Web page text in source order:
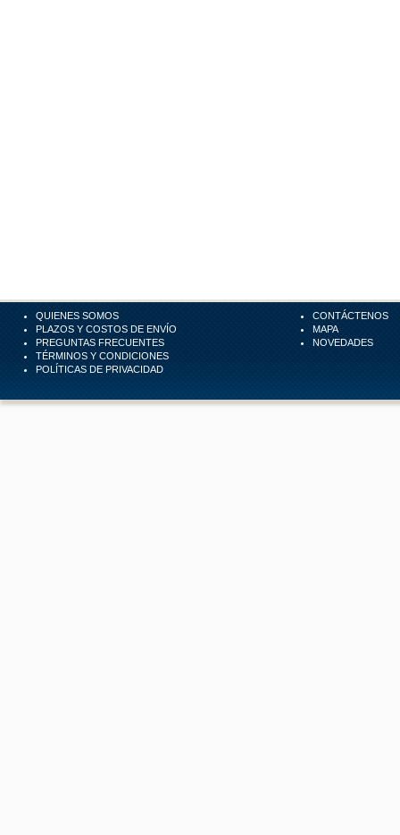
QUIENES SOMOS
PLAZOS Y COSTOS DE ENVÍO
PREGUNTAS FRECUENTES
TÉRMINOS Y CONDICIONES
POLÍTICAS DE PRIVACIDAD
CONTÁCTENOS
MAPA
NOVEDADES